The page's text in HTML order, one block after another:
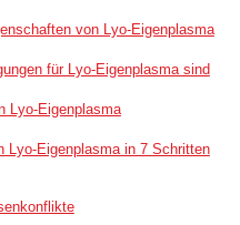
von Lyo-Eigenplasma
für Lyo-Eigenplasma sind
Lyo-Eigenplasma
Lyo-Eigenplasma in 7 Schritten